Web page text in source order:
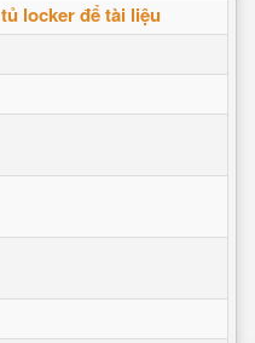
tủ locker để tài liệu